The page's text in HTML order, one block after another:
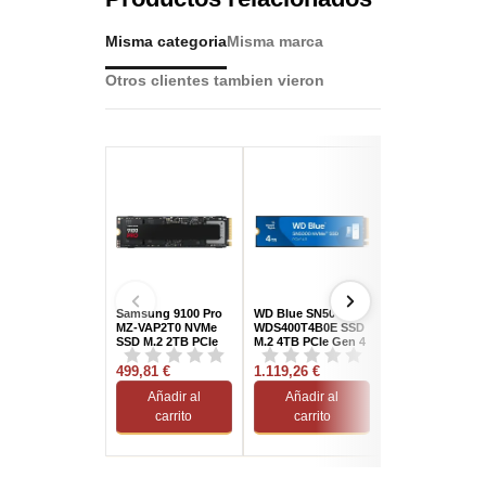
Misma categoriaMisma marca
Otros clientes tambien vieron
Samsung 9100 Pro
MZ-VAP2T0 NVMe
SSD M.2 2TB PCIe
5.0
499,81 €
Añadir al
carrito
WD Blue SN5000
WDS400T4B0E SSD
M.2 4TB PCIe Gen 4
1.119,26 €
Añadir al
carrito